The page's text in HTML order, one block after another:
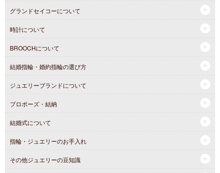
グランドセイコーについて
時計について
BROOCHについて
結婚指輪・婚約指輪の選び方
ジュエリーブランドについて
プロポーズ・結納
結婚式について
指輪・ジュエリーのお手入れ
その他ジュエリーの豆知識